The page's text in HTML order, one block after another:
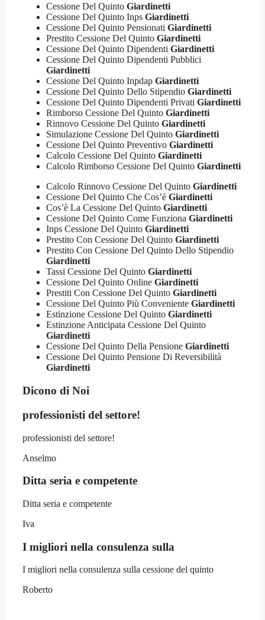
Cessione Del Quinto Giardinetti
Cessione Del Quinto Inps Giardinetti
Cessione Del Quinto Pensionati Giardinetti
Prestito Cessione Del Quinto Giardinetti
Cessione Del Quinto Dipendenti Giardinetti
Cessione Del Quinto Dipendenti Pubblici
Giardinetti
Cessione Del Quinto Inpdap Giardinetti
Cessione Del Quinto Dello Stipendio Giardinetti
Cessione Del Quinto Dipendenti Privati Giardinetti
Rimborso Cessione Del Quinto Giardinetti
Rinnovo Cessione Del Quinto Giardinetti
Simulazione Cessione Del Quinto Giardinetti
Cessione Del Quinto Preventivo Giardinetti
Calcolo Cessione Del Quinto Giardinetti
Calcolo Rimborso Cessione Del Quinto Giardinetti
Calcolo Rinnovo Cessione Del Quinto Giardinetti
Cessione Del Quinto Che Cos’è Giardinetti
Cos’è La Cessione Del Quinto Giardinetti
Cessione Del Quinto Come Funziona Giardinetti
Inps Cessione Del Quinto Giardinetti
Prestito Con Cessione Del Quinto Giardinetti
Prestito Con Cessione Del Quinto Dello Stipendio
Giardinetti
Tassi Cessione Del Quinto Giardinetti
Cessione Del Quinto Online Giardinetti
Prestiti Con Cessione Del Quinto Giardinetti
Cessione Del Quinto Più Conveniente Giardinetti
Estinzione Cessione Del Quinto Giardinetti
Estinzione Anticipata Cessione Del Quinto
Giardinetti
Cessione Del Quinto Della Pensione Giardinetti
Cessione Del Quinto Pensione Di Reversibilità
Giardinetti
Dicono di Noi
professionisti del settore!
professionisti del settore!
Anselmo
Ditta seria e competente
Ditta seria e competente
Iva
I migliori nella consulenza sulla
I migliori nella consulenza sulla cessione del quinto
Roberto